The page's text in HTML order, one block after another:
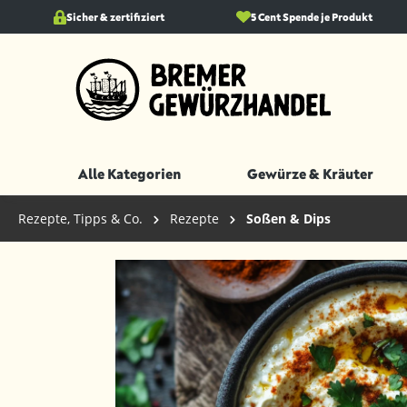
Zur Hauptnavigation springen
Sicher & zertifiziert 5 Cent Spende je Produkt
Alle Kategorien Gewürze & Kräuter
Rezepte, Tipps & Co. Rezepte Soßen & Dips
Bildergalerie überspringen